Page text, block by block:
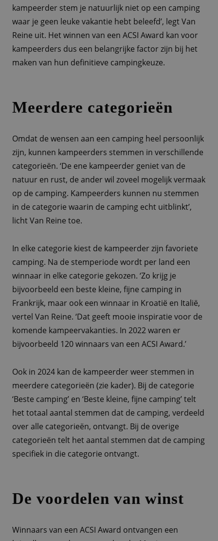
kampeerder stem je natuurlijk niet op een camping
waar je geen leuke vakantie hebt beleefd’, legt Van
Reine uit. Het winnen van een ACSI Award kan voor
kampeerders dus een belangrijke factor zijn bij het
maken van hun definitieve campingkeuze.
Meerdere categorieën
Omdat de wensen aan een camping heel persoonlijk
zijn, kunnen kampeerders stemmen in verschillende
categorieën. ‘De ene kampeerder geniet van de
natuur en rust, de ander wil zoveel mogelijk vermaak
op de camping. Kampeerders kunnen nu stemmen
in de categorie waarin de camping echt uitblinkt’,
licht Van Reine toe.
In elke categorie kiest de kampeerder zijn favoriete
camping. Na de stemperiode wordt per land een
winnaar in elke categorie gekozen. ‘Zo krijg je
bijvoorbeeld een beste kleine, fijne camping in
Frankrijk, maar ook een winnaar in Kroatië en Italië,
vertel Van Reine. ‘Dat geeft mooie inspiratie voor de
komende kampeervakanties. In 2022 waren er
bijvoorbeeld 120 winnaars van een ACSI Award.’
Ook in 2024 kan de kampeerder weer stemmen in
meerdere categorieën (zie kader). Bij de categorie
‘Beste camping’ en ‘Beste kleine, fijne camping’ telt
het totaal aantal stemmen dat de camping, verdeeld
over alle categorieën, ontvangt. Bij de overige
categorieën telt het aantal stemmen dat de camping
specifiek in die categorie ontvangt.
De voordelen van winst
Winnaars van een ACSI Award ontvangen een